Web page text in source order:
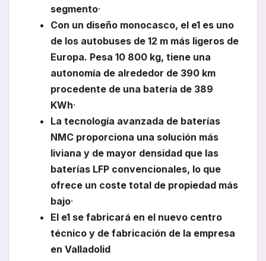
segmento·
Con un diseño monocasco, el e1 es uno
de los autobuses de 12 m más ligeros de
Europa. Pesa 10 800 kg, tiene una
autonomía de alrededor de 390 km
procedente de una batería de 389
KWh·
La tecnología avanzada de baterías
NMC proporciona una solución más
liviana y de mayor densidad que las
baterías LFP convencionales, lo que
ofrece un coste total de propiedad más
bajo·
El e1 se fabricará en el nuevo centro
técnico y de fabricación de la empresa
en Valladolid